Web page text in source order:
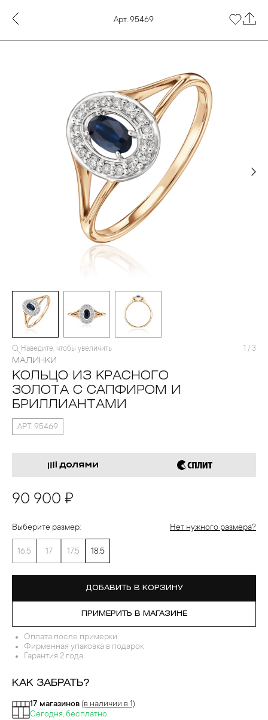
Арт. 95469
Наведите, чтобы увеличить 1 / 3
МАЛИНКИ
КОЛЬЦО ИЗ КРАСНОГО
ЗОЛОТА С САПФИРОМ И
БРИЛЛИАНТАМИ
АРТ. 95469
90 900 ₽
Выберите размер: Нет нужного размера?
16.5 17 17.5 18.5
ДОБАВИТЬ В КОРЗИНУ
ПРИМЕРИТЬ В МАГАЗИНЕ
Оплата после примерки
Фирменная упаковка в подарок
Гарантия 2 года
КАК ЗАБРАТЬ?
17 магазинов (в наличии в 1)
Сегодня, бесплатно